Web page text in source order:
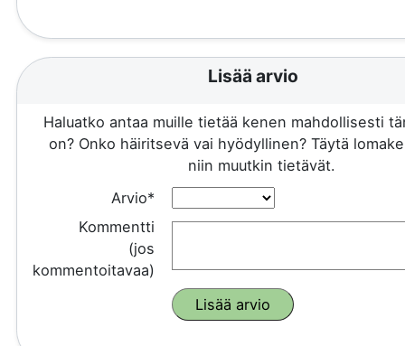
Lisää arvio
Haluatko antaa muille tietää kenen mahdollisesti
on? Onko häiritsevä vai hyödyllinen? Täytä
niin muutkin tietävät.
Arvio*
Kommentti
(jos
kommentoitavaa)